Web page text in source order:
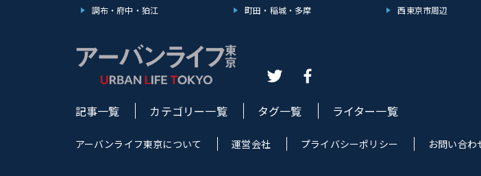
調布・府中・狛江
町田・稲城・多摩 西東京市周辺
記事一覧 カテゴリー一覧 タグ一覧 ライター一覧
アーバンライフ東京について 運営会社 プライバシーポリシー お問い合わ